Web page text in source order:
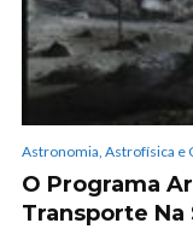
Astronomia, Astrofísica e
O Programa
Transporte